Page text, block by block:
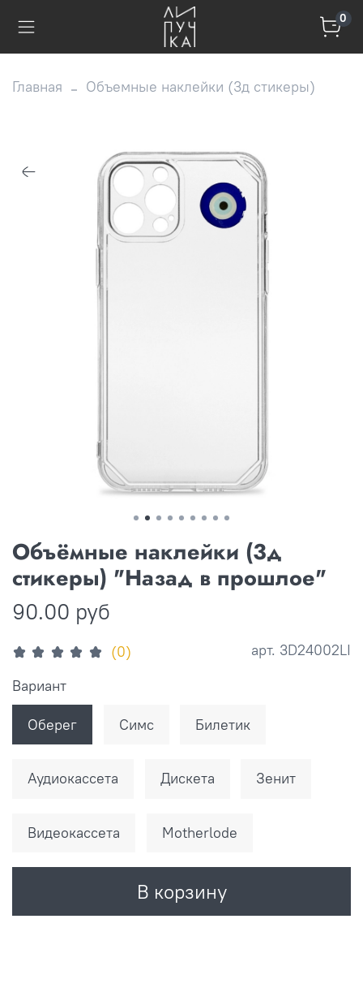
0
Главная Объемные наклейки (3д стикеры)
(0) арт. 3D24002LI
Объёмные наклейки (3д
стикеры) "Назад в прошлое"
90.00 руб
В корзину
Вариант
Оберег Симс Билетик
Аудиокассета Дискета Зенит
Видеокассета Motherlode